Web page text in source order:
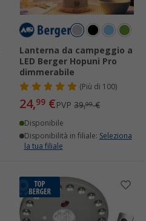
Lanterna da campeggio a
LED Berger Hopuni Pro
dimmerabile
( Più di 100)
24,99 €PVP 39,99€
Disponibile
Disponibilità in filiale: Seleziona
la tua filiale